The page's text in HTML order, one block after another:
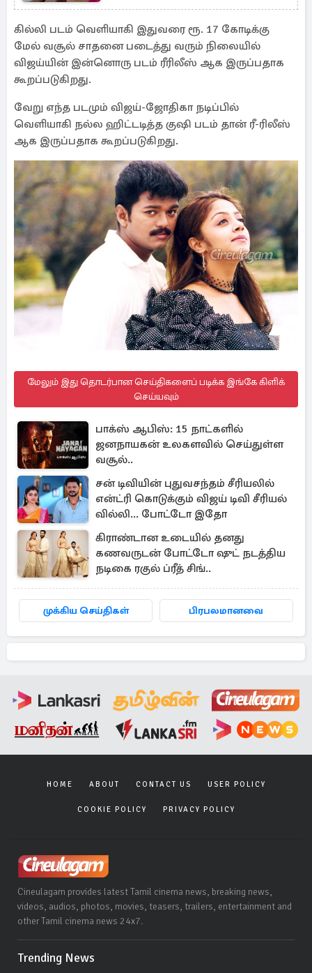
ஸ்பெஷல் புரொமோ
கில்லி படம் வெளியாகி இதுவரை ரூ. 17 கோடிக்கு
மேல் வசூல் சாதனை படைத்து வரும் நிலையில்
விஜய்யின் இன்னொரு படம் ரீரிலீஸ் ஆக இருப்பதாக
கூறப்படுகிறது.
வேறு எந்த படமும் விஜய்-ஜோதிகா நடிப்பில்
வெளியாகி நல்ல ஹிட்டடித்த குஷி படம் தான் ரீ-ரிலீஸ்
ஆக இருப்பதாக கூறப்படுகிறது.
மேலும் இது தொடர்பான செய்திகளைப் படிக்க இங்கே கிளிக்
செய்யவும்
பாக்ஸ் ஆபிஸ்: 15 நாட்களில்
ஜனநாயகன் உலகளவில் செய்துள்ள
வசூல்..
சன் டிவியின் புதுவசந்தம் சீரியலில்
என்ட்ரி கொடுக்கும் விஜய் டிவி சீரியல்
வில்லி... போட்டோ இதோ
கிராண்டான உடையில் தனது
கணவருடன் போட்டோ ஷுட் நடத்திய
நடிகை ரகுல் ப்ரீத் சிங்..
முக்கிய செய்திகள் பிரபலமானவை
HOME ABOUT CONTACT US USER POLICY
COOKIE POLICY PRIVACY POLICY
Cineulagam provides latest Tamil cinema news, breaking news,
videos, audios, photos, movies, teasers, trailers, entertainment and
other Tamil cinema news 24x7.
Trending News